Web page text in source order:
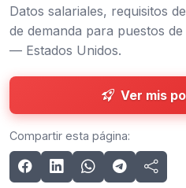
Datos salariales, requisitos
de demanda para puestos
— Estados Unidos.
Ver mis
Compartir esta página: